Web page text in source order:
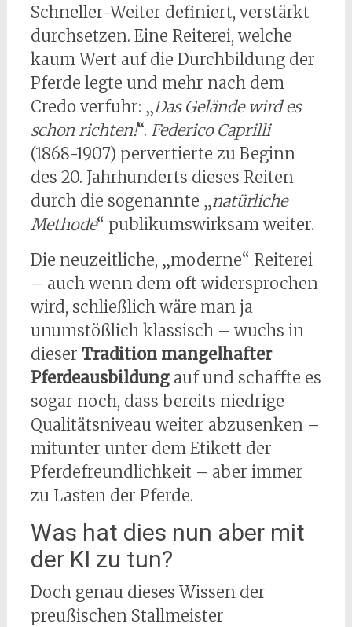
Schneller-Weiter definiert, verstärkt
durchsetzen. Eine Reiterei, welche
kaum Wert auf die Durchbildung der
Pferde legte und mehr nach dem
Credo verfuhr: „Das Gelände wird es
schon richten!“. Federico Caprilli
(1868-1907) pervertierte zu Beginn
des 20. Jahrhunderts dieses Reiten
durch die sogenannte „natürliche
Methode“ publikumswirksam weiter.
Die neuzeitliche, „moderne“ Reiterei
– auch wenn dem oft widersprochen
wird, schließlich wäre man ja
unumstößlich klassisch – wuchs in
dieser Tradition mangelhafter
Pferdeausbildungauf und schaffte es
sogar noch, dass bereits niedrige
Qualitätsniveau weiter abzusenken –
mitunter unter dem Etikett der
Pferdefreundlichkeit – aber immer
zu Lasten der Pferde.
Was hat dies nun aber mit
der KI zu tun?
Doch genau dieses Wissen der
preußischen Stallmeister